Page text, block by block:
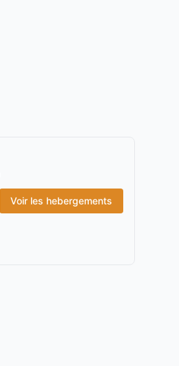
Voir les hebergements